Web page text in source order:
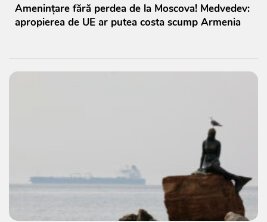
Amenințare fără perdea de la Moscova! Medvedev:
apropierea de UE ar putea costa scump Armenia